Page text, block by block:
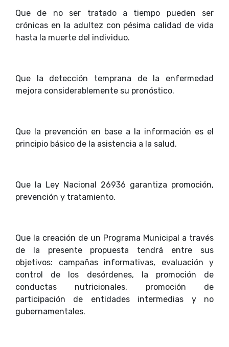
Que de no ser tratado a tiempo pueden ser
crónicas en la adultez con pésima calidad de vida
hasta la muerte del individuo.
Que la detección temprana de la enfermedad
mejora considerablemente su pronóstico.
Que la prevención en base a la información es el
principio básico de la asistencia a la salud.
Que la Ley Nacional 26936 garantiza promoción,
prevención y tratamiento.
Que la creación de un Programa Municipal a través
de la presente propuesta tendrá entre sus
objetivos: campañas informativas, evaluación y
control de los desórdenes, la promoción de
conductas nutricionales, promoción de
participación de entidades intermedias y no
gubernamentales.